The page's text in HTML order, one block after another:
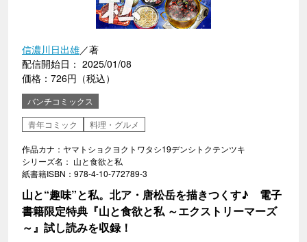
信濃川日出雄／著
配信開始日： 2025/01/08
価格：726円（税込）
バンチコミックス
青年コミック
料理・グルメ
作品カナ：ヤマトショクヨクトワタシ19デンシトクテンツキ
シリーズ名： 山と食欲と私
紙書籍ISBN：978-4-10-772789-3
山と“趣味”と私。北ア・唐松岳を描きつくす♪ 電子
書籍限定特典『山と食欲と私 ～エクストリーマーズ
～』試し読みを収録！